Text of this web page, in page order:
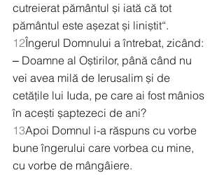
cutreierat pământul și iată că tot
pământul este așezat și liniștit“.
12Îngerul Domnului a întrebat, zicând:
‒ Doamne al Oștirilor, până când nu
vei avea milă de Ierusalim și de
cetățile lui Iuda, pe care ai fost mânios
în acești șaptezeci de ani?
13Apoi Domnul i-a răspuns cu vorbe
bune îngerului care vorbea cu mine,
cu vorbe de mângâiere.